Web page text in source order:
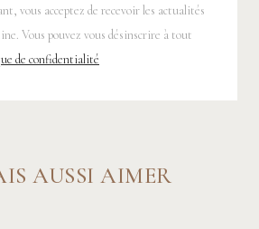
vous acceptez de recevoir les actualités
Vous pouvez vous désinscrire à tout
de confidentialité
AUSSI AIMER